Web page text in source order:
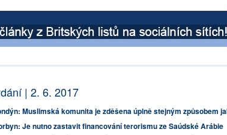
| 2. 6. 2017
Muslimská komunita je zděšena úplně stejným způsobem
Je nutno zastavit financování terorismu ze Saúdské Arábie